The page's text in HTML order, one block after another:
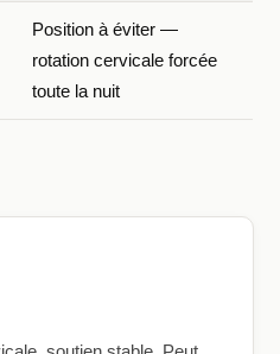
Position à éviter —
rotation cervicale forcée
toute la nuit